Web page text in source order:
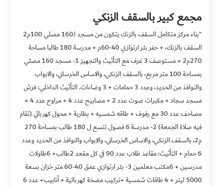
مجمع كبير بالسقف الزنكي
"بناء مركز متكامل السقف بالزنك يتكون من مسجد لـ160 مصلي 100م2
السقف بالزنك، + حفر بئر ارتوازي 40-60م + مدرسة 180 طالبا مساحة
270م2 + مستوصف 3 غرف مع التأثيث والتجهيز 1- مسجد 160 مصلي
بمساحة 100 متر مربع، بالسقف الزنكي، والاساس الخرساني، والابواب
والنوافذ من الحديد، وعدد 3 حمامات + 3 وضاءات. التأثيث الداخلي: فرش
مسجد سجاد + مكبرات صوت عدد 2 + مصابيح عدد 4 + مراوح عدد 4 +
مصاحف عدد 30 مع رفوف + طاقه شمسيه + بطارية + محول كهربائي (تقام
فيه صلاة الجمعة) 2- مدرسة 6 فصول تتسع ل 180 طالب بمساحة 270
م2، بالسقف الزنكي، والاساس الخرساني، والابواب والنوافذ من الحديد وعدد
6 حمام + التأثيث: مقاعد طلاب عدد 90 في كل مقعد 2طالب+ 6طاولات
مدرسين + 6مكتب معلمين 3- بئر ارتوازي عمق 40-60 متر خزان بسعة
5000 ليتر + 4 طاقات شمسية +تركيب مضخة كهربائية + أنابيب+ عدد 6